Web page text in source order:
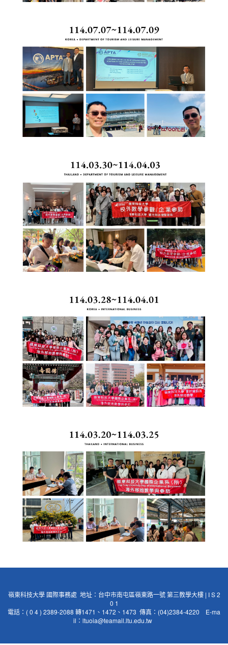
嶺東科技大學 國際事務處 地址：台中市南屯區嶺東路一號 第三教學大樓 | I S 2
0 1
電話：( 0 4 ) 2389-2088 轉1471、1472、1473 傳真：(04)2384-4220 E-ma
il： ltuoia@teamail.ltu.edu.tw